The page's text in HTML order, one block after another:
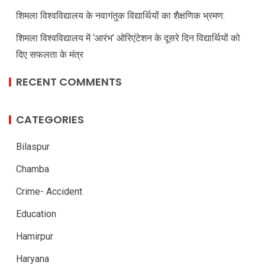
शिमला विश्वविद्यालय के नवागंतुक विद्यार्थियों का शैक्षणिक भ्रमण:
शिमला विश्वविद्यालय में ‘आरंभ’ ओरिएंटेशन के दूसरे दिन विद्यार्थियों को
दिए सफलता के मंत्र
RECENT COMMENTS
CATEGORIES
Bilaspur
Chamba
Crime- Accident
Education
Hamirpur
Haryana